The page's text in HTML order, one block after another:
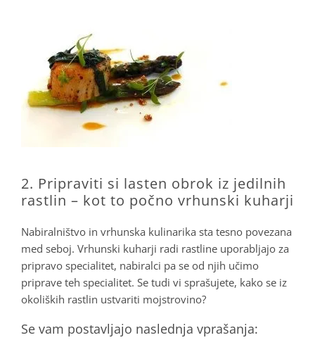
2. Pripraviti si lasten obrok iz jedilnih
rastlin – kot to počno vrhunski kuharji
Nabiralništvo in vrhunska kulinarika sta tesno povezana
med seboj. Vrhunski kuharji radi rastline uporabljajo za
pripravo specialitet, nabiralci pa se od njih učimo
priprave teh specialitet. Se tudi vi sprašujete, kako se iz
okoliških rastlin ustvariti mojstrovino?
Se vam postavljajo naslednja vprašanja: